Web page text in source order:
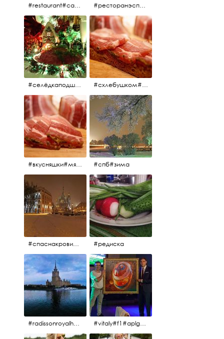
#restaurant#candidates #aspila #restaurantaspils ресторан#ресторанэспиля#эспланада#концертнаяэстрада #ресторанэспиля#restaurantaspils#aspila#candidates#эспланада#концертнаяэстрада
#селёдкаподшубой#основноеблюдо#новыйгод#шампанское#праздник #схлебушком#мясо
#вкусняшки#мясо #спб#зима
#спаснакрови#зима#спб #редиска
#radissonroyalhotel #рэдиссонройал#рэдиссонройалмосква #рекамосква#москва#гостиницаукраина#украина#hotel#отель#moscow @radissonroyalmoscow #vitaly#f1#aplgallery#formula1